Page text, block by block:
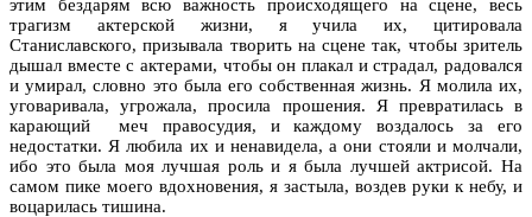
этим бездарям всю важность происходящего на сцене, весь
трагизм актерской жизни, я учила их, цитировала
Станиславского, призывала творить на сцене так, чтобы зритель
дышал вместе с актерами, чтобы он плакал и страдал, радовался
и умирал, словно это была его собственная жизнь. Я молила их,
уговаривала, угрожала, просила прошения. Я превратилась в
карающий
меч правосудия, и каждому воздалось за его
недостатки. Я любила их и ненавидела, а они стояли и молчали,
ибо это была моя лучшая роль и я была лучшей актрисой. На
самом пике моего вдохновения, я застыла, воздев руки к небу, и
воцарилась тишина.